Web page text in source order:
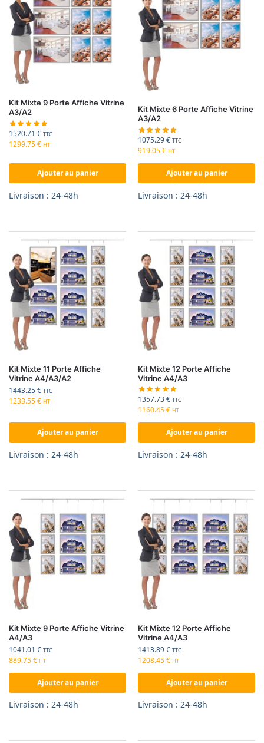
Kit Mixte 9 Porte Affiche Vitrine
A3/A2
1520.71 € TTC
1299.75€ HT
Ajouter au panier
Livraison : 24-48h
Kit Mixte 6 Porte Affiche Vitrine
A3/A2
1075.29€ TTC
919.05€ HT
Ajouter au panier
Livraison : 24-48h
Kit Mixte 11 Porte Affiche
Vitrine A4/A3/A2
1443.25€ TTC
1233.55€ HT
Ajouter au panier
Livraison : 24-48h
Kit Mixte 12 Porte Affiche
Vitrine A4/A3
1357.73€ TTC
1160.45€ HT
Ajouter au panier
Livraison : 24-48h
Kit Mixte 9 Porte Affiche Vitrine
A4/A3
1041.01 € TTC
889.75€ HT
Ajouter au panier
Livraison : 24-48h
Kit Mixte 12 Porte Affiche
Vitrine A4/A3
1413.89€ TTC
1208.45€ HT
Ajouter au panier
Livraison : 24-48h